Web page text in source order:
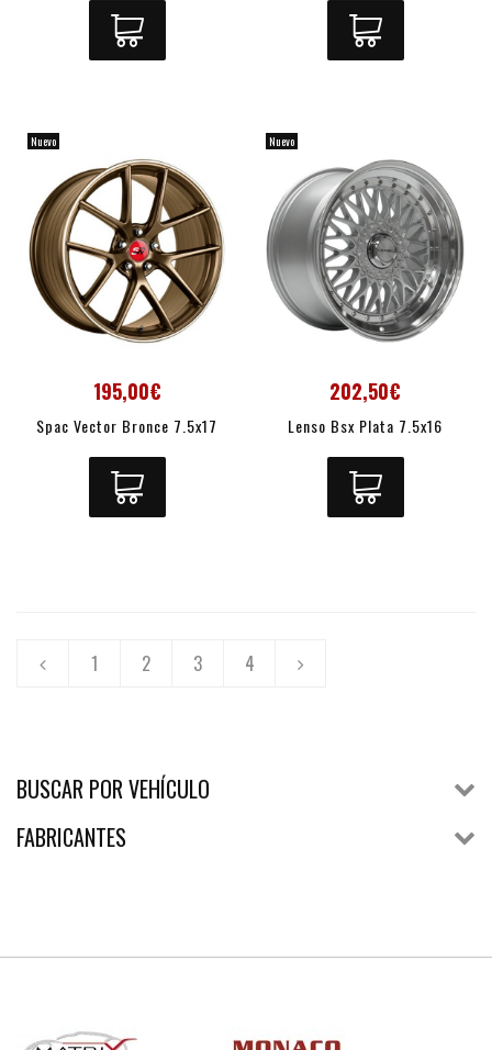
Nuevo
195,00€
Spac Vector Bronce 7.5x17
Nuevo
202,50€
Lenso Bsx Plata 7.5x16
1 2 3 4
BUSCAR POR VEHÍCULO
FABRICANTES